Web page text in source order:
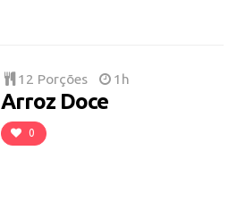
12 Porções 1h
Arroz Doce
0